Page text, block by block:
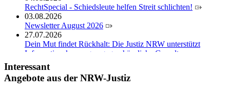
RechtSpecial - Schiedsleute helfen Streit schlichten!
03.08.2026
Newsletter August 2026
27.07.2026
Dein Mut findet Rückhalt: Die Justiz NRW unterstützt
Informationskampagne gegen häusliche Gewalt
10.07.2026
Anerkennung für innovative Suizidpräventionsarbeit: JVA
Köln ausgezeichnet
Interessant
Angebote aus der NRW-Justiz